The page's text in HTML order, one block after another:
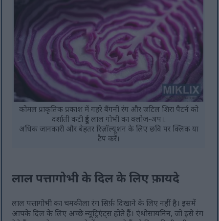
कोमल प्राकृतिक प्रकाश में गहरे बैंगनी रंग और जटिल शिरा पैटर्न को
दर्शाती कटी हुई लाल गोभी का क्लोज-अप।.
अधिक जानकारी और बेहतर रिज़ॉल्यूशन के लिए छवि पर क्लिक या
टैप करें।
लाल पत्तागोभी के दिल के लिए फ़ायदे
लाल पत्तागोभी का चमकीला रंग सिर्फ़ दिखाने के लिए नहीं है। इसमें
आपके दिल के लिए अच्छे न्यूट्रिएंट्स होते हैं। एंथोसायनिन, जो इसे रंग